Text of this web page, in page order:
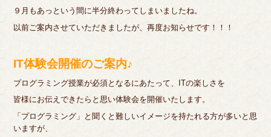
９月もあっという間に半分終わってしまいましたね。
以前ご案内させていただきましたが、再度お知らせです！！！
IT体験会開催のご案内♪
プログラミング授業が必須となるにあたって、ITの楽しさを
皆様にお伝えできたらと思い体験会を開催いたします。
「プログラミング」と聞くと難しいイメージを持たれる方が多いと思
いますが、